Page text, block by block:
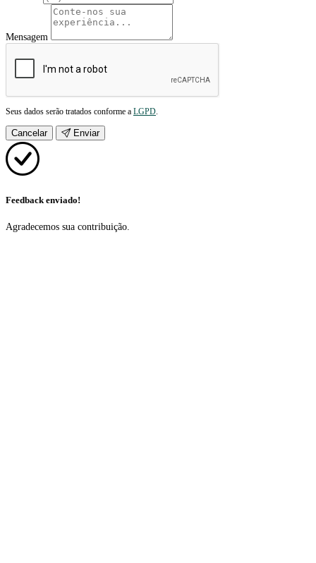
Mensagem
Seus dados serão tratados conforme a LGPD.
Cancelar Enviar
Feedback enviado!
Agradecemos sua contribuição.